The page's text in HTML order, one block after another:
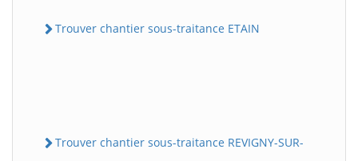
Trouver chantier sous-traitance ETAIN
Trouver chantier sous-traitance REVIGNY-SUR-